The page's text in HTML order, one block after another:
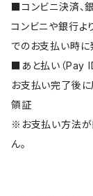
■コンビニ決済、
コンビニや銀行よ
でのお支払い時
■あと払い（Pay
お支払い完了後に
領証
※お支払い方法が
ん。